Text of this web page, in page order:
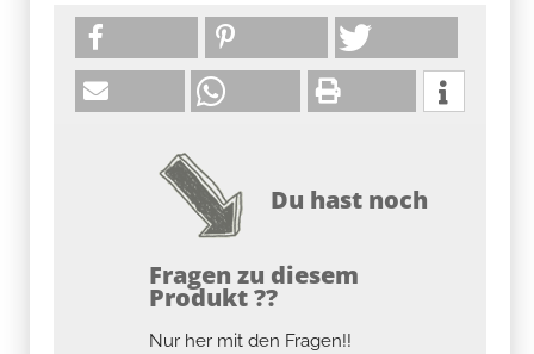
Du hast noch
Fragen zu diesem
Produkt ??
Nur her mit den Fragen!!